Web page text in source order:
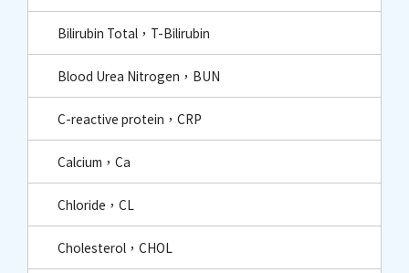
Bilirubin Total，T-Bilirubin
Blood Urea Nitrogen，BUN
C-reactive protein，CRP
Calcium，Ca
Chloride，CL
Cholesterol，CHOL